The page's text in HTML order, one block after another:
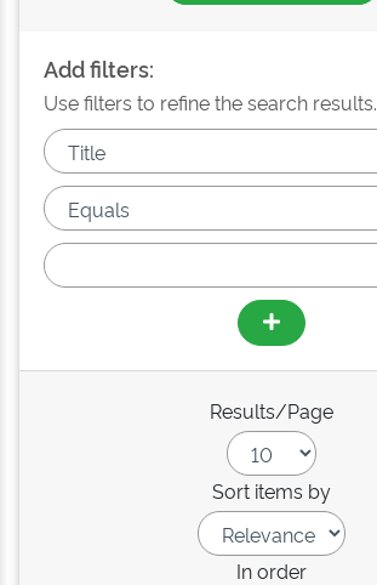
Add filters:
Use filters to refine the search results.
Results/Page
Sort items by
In order